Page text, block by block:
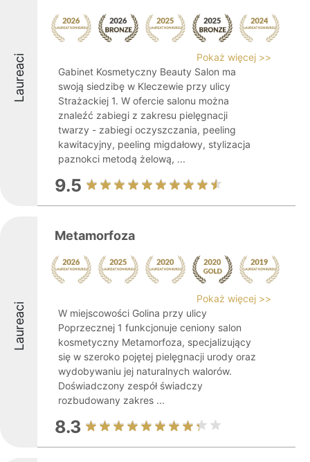
Laureaci
Pokaż więcej >>
Gabinet Kosmetyczny Beauty Salon ma
swoją siedzibę w Kleczewie przy ulicy
Strażackiej 1. W ofercie salonu można
znaleźć zabiegi z zakresu pielęgnacji
twarzy - zabiegi oczyszczania, peeling
kawitacyjny, peeling migdałowy, stylizacja
paznokci metodą żelową, ...
9.5
Laureaci
Metamorfoza
Pokaż więcej >>
W miejscowości Golina przy ulicy
Poprzecznej 1 funkcjonuje ceniony salon
kosmetyczny Metamorfoza, specjalizujący
się w szeroko pojętej pielęgnacji urody oraz
wydobywaniu jej naturalnych walorów.
Doświadczony zespół świadczy
rozbudowany zakres ...
8.3